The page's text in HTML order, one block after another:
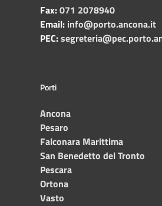
Fax:071 2078940
Email: info@porto.ancona.it
PEC:
Porti
Ancona
Pesaro
Falconara Marittima
San Benedetto del Tronto
Pescara
Ortona
Vasto